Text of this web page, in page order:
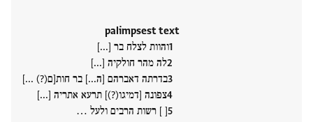
palimpsest text
והוות לצלח בר [...]
לה מהר חולקיה [...]
בדרתה דאברהם [ה...] בר חות[ם(?) ...]
צפונה [דמיגו(?)] תרעא אתריה [...]
[ ] רשות הרבים ולעל ‮…